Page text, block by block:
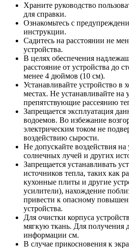
Храните руководство
для справки.
Ознакомьтесь с
инструкции.
Садитесь на расстоянии не
устройства.
В целях обеспечения
расстояние от устройства до
менее 4 дюймов (10 см).
Устанавливайте устройство в
местах. Не устанавливайте на
препятствующие рассеянию
Запрещается эксплуатация
водоемов. Во избежание
электрическим током не
воздействию сырости.
Не допускайте воздействия
солнечных лучей и других
Запрещается устанавливать
источников тепла, таких как
кухонные плиты и другие
усилители), нахождение
привести к опасному
устройства.
Для очистки корпуса
мягкую ткань. Для получения
информации см.
В случае прикосновения к